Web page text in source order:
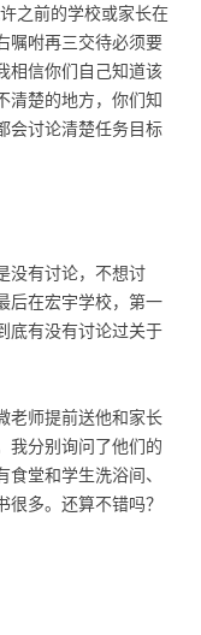
之前的学校或家长在
嘱咐再三交待必须要
相信你们自己知道该
清楚的地方，你们知
会讨论清楚任务目标
没有讨论，不想讨
后在宏宇学校，第一
底有没有讨论过关于
老师提前送他和家长
我分别询问了他们的
堂和学生洗浴间、
多。还算不错吗？